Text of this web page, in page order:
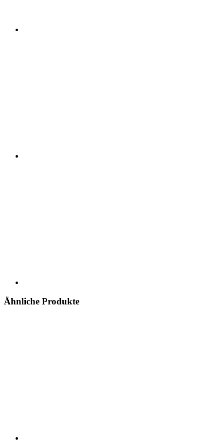
Ähnliche Produkte